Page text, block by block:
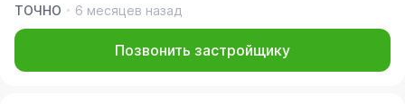
ТОЧНО
6 месяцев назад
Позвонить застройщику